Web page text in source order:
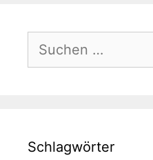
nach:
Schlagwörter